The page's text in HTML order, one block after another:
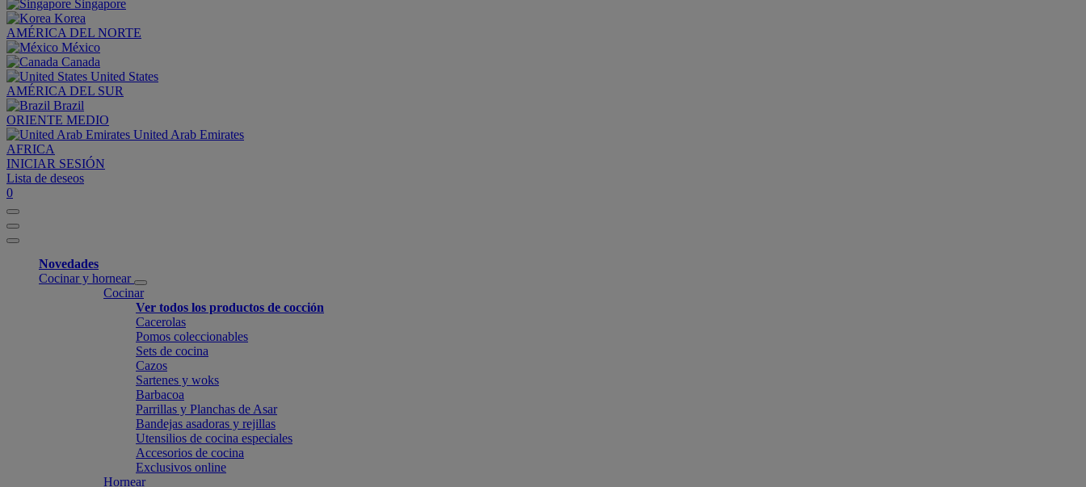
Singapore
Korea
AMÉRICA DEL NORTE
México
Canada
United States
AMÉRICA DEL SUR
Brazil
ORIENTE MEDIO
United Arab Emirates
AFRICA
INICIAR SESIÓN
Lista de deseos
0
Novedades
Cocinar y hornear
Cocinar
Ver todos los productos de cocción
Cacerolas
Pomos coleccionables
Sets de cocina
Cazos
Sartenes y woks
Barbacoa
Parrillas y Planchas de Asar
Bandejas asadoras y rejillas
Utensilios de cocina especiales
Accesorios de cocina
Exclusivos online
Hornear